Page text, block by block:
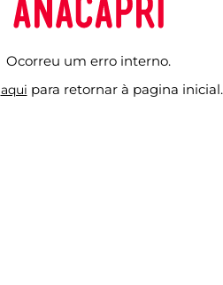
Ocorreu um erro interno.
aqui para retornar à pagina inicial.